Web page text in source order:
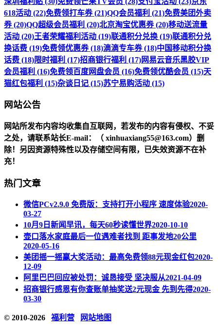
618活动 (22)免费领打车券 (21)QQ会员福利 (21)免费美团外卖
券 (20)QQ超级会员福利 (20)北京淘宝优惠券 (20)移动送流量
活动 (20)王者荣耀福利活动 (19)联通积分兑换 (19)联通积分兑
换话费 (19)免费领优惠券 (18)滴滴专车券 (18)中国移动积分换
话费 (18)限时福利 (17)招商银行福利 (17)网易云音乐黑胶VIP
会员福利 (16)免费领百度网盘会员 (16)免费领优酷会员 (15)天
猫红包福利 (15)杂谈日记 (15)苏宁易购活动 (15)
网站公告
网站所发布内容均收集自互联网，若发布的内容有侵权、不妥
之处，请联系站长E-mail：（ xinhuaxiang55@163.com）删
除！另因资源特殊性以及存储空间有限，已失效资源不在补
充！
热门文章
微信PCv2.9.0 免费版：支持打开小程序 速度体验2020-
03-27
10月9日新闻早讯，每天60秒读懂世界2020-10-10
壶口落水家庭最后一位遇难者找到 距事发地20公里
2020-05-16
美团摇一摇赢大奖活动：最高免费领88元现金红包2020-
12-09
阿里巴巴回应被处罚：诚恳接受 坚决服从2021-04-09
招商银行感恩有你查账单抽奖送2元现金 先到先得2020-
03-30
© 2010-2026 福利营 网站地图